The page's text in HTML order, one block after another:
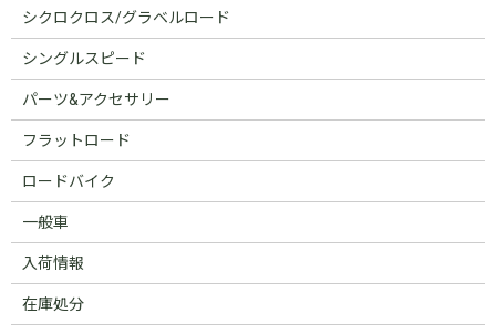
シクロクロス/グラベルロード
シングルスピード
パーツ&アクセサリー
フラットロード
ロードバイク
一般車
入荷情報
在庫処分